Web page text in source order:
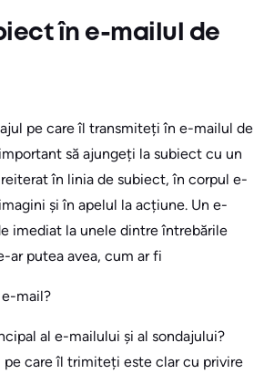
în e-mailul de
pe care îl transmiteți în e-mailul de
să ajungeți la subiect cu un
în linia de subiect, în corpul e-
și în apelul la acțiune. Un e-
imediat la unele dintre întrebările
putea avea, cum ar fi
mail?
al e-mailului și al sondajului?
care îl trimiteți este clar cu privire